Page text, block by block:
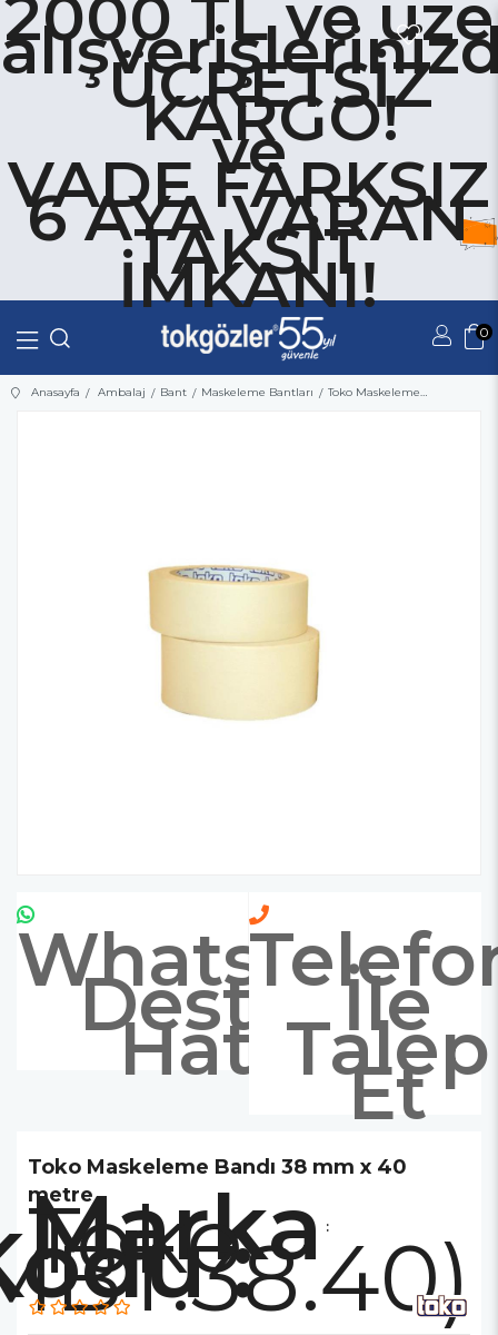
2000 TL ve
ÜCRETSİZ
KARGO!
ve
VADE FARKSIZ
6 AYA VARAN
TAKSİT
İMKANI!
0
Üye Girişi Üye Ol
Anasayfa Ambalaj Bant Maskeleme Bantları Toko Maskeleme Bandı 38 mm x 40 metre
Whatsapp
Destek
Hattı İle
Talep
Et
Toko Maskeleme Bandı 38 mm x 40
metre
Marka :
Toko